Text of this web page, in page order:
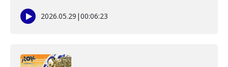
2026.05.29 |00:06:23